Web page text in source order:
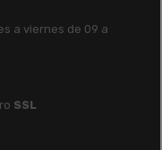
a viernes de 09 a
SSL